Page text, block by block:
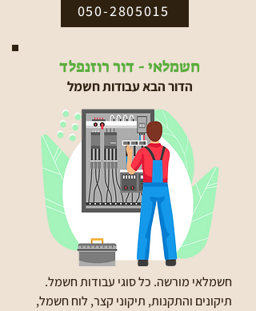
050-2805015
חשמלאי - דור רוזנפלד
הדור הבא עבודות חשמל
חשמלאי מורשה. כל סוגי עבודות חשמל.
תיקונים והתקנות, תיקוני קצר, לוח חשמל,